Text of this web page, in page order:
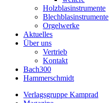
Holzblasinstrumente
Blechblasinstrumente
Orgelwerke
Aktuelles
Über uns
Vertrieb
Kontakt
Bach300
Hammerschmidt
Verlagsgruppe Kamprad